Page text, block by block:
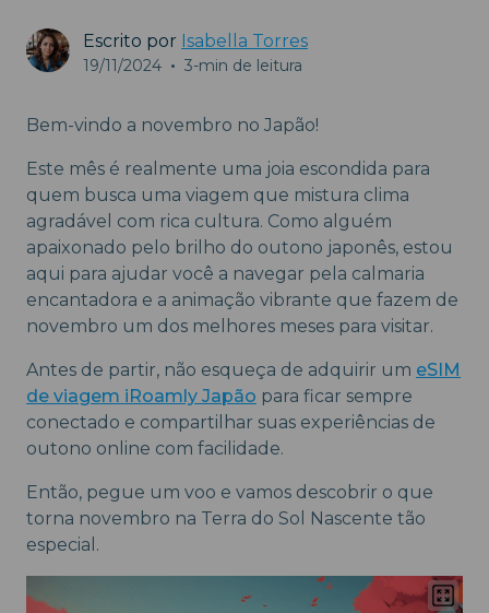
Escrito por Isabella Torres
19/11/2024 • 3-min de leitura
Bem-vindo a novembro no Japão!
Este mês é realmente uma joia escondida para
quem busca uma viagem que mistura clima
agradável com rica cultura. Como alguém
apaixonado pelo brilho do outono japonês, estou
aqui para ajudar você a navegar pela calmaria
encantadora e a animação vibrante que fazem de
novembro um dos melhores meses para visitar.
Antes de partir, não esqueça de adquirir um eSIM
de viagem iRoamly Japão para ficar sempre
conectado e compartilhar suas experiências de
outono online com facilidade.
Então, pegue um voo e vamos descobrir o que
torna novembro na Terra do Sol Nascente tão
especial.